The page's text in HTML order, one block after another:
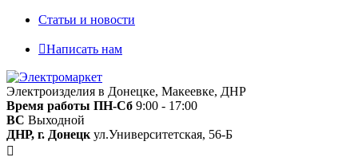
Статьи и новости
Написать нам
Электроизделия в Донецке, Макеевке, ДНР
Время работы ПН-Сб 9:00 - 17:00
ВС Выходной
ДНР, г. Донецк ул.Университетская, 56-Б